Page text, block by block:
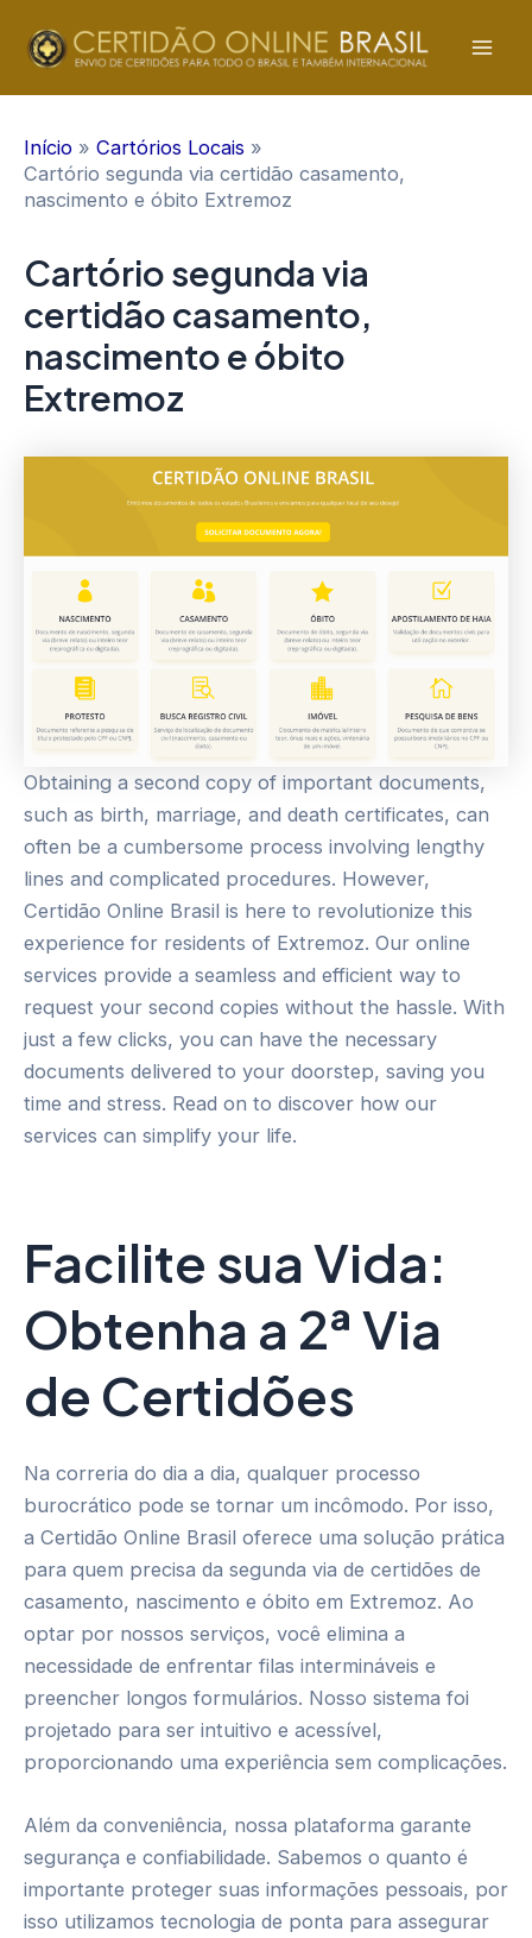
para
Início
Cartórios Locais
Cartório segunda via certidão casamento,
nascimento e óbito Extremoz
Cartório segunda via
certidão casamento,
nascimento e óbito
Extremoz
Obtaining a second copy of important documents,
such as birth, marriage, and death certificates, can
often be a cumbersome process involving lengthy
lines and complicated procedures. However,
Certidão Online Brasil is here to revolutionize this
experience for residents of Extremoz. Our online
services provide a seamless and efficient way to
request your second copies without the hassle. With
just a few clicks, you can have the necessary
documents delivered to your doorstep, saving you
time and stress. Read on to discover how our
services can simplify your life.
Facilite sua Vida:
Obtenha a 2ª Via
de Certidões
Na correria do dia a dia, qualquer processo
burocrático pode se tornar um incômodo. Por isso,
a Certidão Online Brasil oferece uma solução prática
para quem precisa da segunda via de certidões de
casamento, nascimento e óbito em Extremoz. Ao
optar por nossos serviços, você elimina a
necessidade de enfrentar filas intermináveis e
preencher longos formulários. Nosso sistema foi
projetado para ser intuitivo e acessível,
proporcionando uma experiência sem complicações.
Além da conveniência, nossa plataforma garante
segurança e confiabilidade. Sabemos o quanto é
importante proteger suas informações pessoais, por
isso utilizamos tecnologia de ponta para assegurar